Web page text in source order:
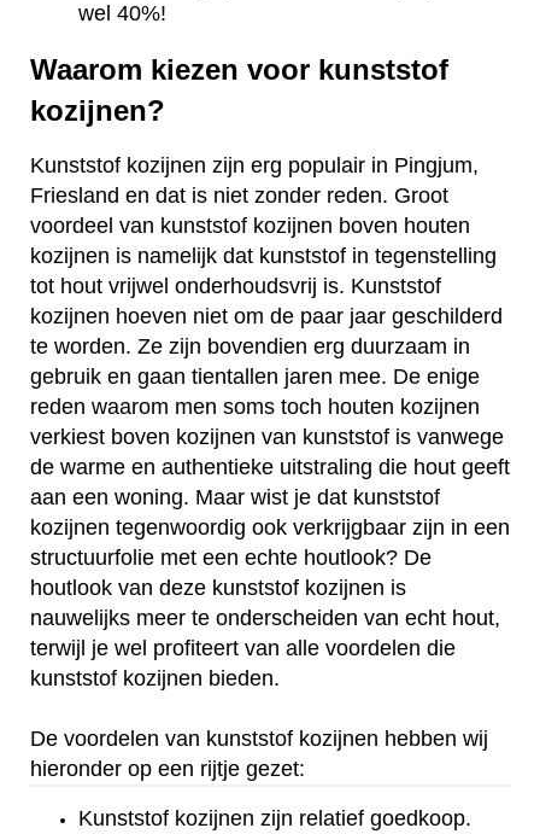
wel 40%!
Waarom kiezen voor kunststof
kozijnen?
Kunststof kozijnen zijn erg populair in Pingjum,
Friesland en dat is niet zonder reden. Groot
voordeel van kunststof kozijnen boven houten
kozijnen is namelijk dat kunststof in tegenstelling
tot hout vrijwel onderhoudsvrij is. Kunststof
kozijnen hoeven niet om de paar jaar geschilderd
te worden. Ze zijn bovendien erg duurzaam in
gebruik en gaan tientallen jaren mee. De enige
reden waarom men soms toch houten kozijnen
verkiest boven kozijnen van kunststof is vanwege
de warme en authentieke uitstraling die hout geeft
aan een woning. Maar wist je dat kunststof
kozijnen tegenwoordig ook verkrijgbaar zijn in een
structuurfolie met een echte houtlook? De
houtlook van deze kunststof kozijnen is
nauwelijks meer te onderscheiden van echt hout,
terwijl je wel profiteert van alle voordelen die
kunststof kozijnen bieden.
De voordelen van kunststof kozijnen hebben wij
hieronder op een rijtje gezet:
Kunststof kozijnen zijn relatief goedkoop.